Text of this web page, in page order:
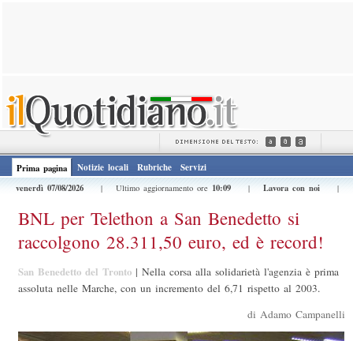
Prima pagina Notizie locali Rubriche
Servizi
venerdì 07/08/2026
| Ultimo aggiornamento ore 10:09 | Lavora con noi |
BNL per Telethon a San Benedetto si
raccolgono 28.311,50 euro, ed è record!
San Benedetto del Tronto | Nella corsa alla solidarietà l'agenzia è prima
assoluta nelle Marche, con un incremento del 6,71 rispetto al 2003.
di Adamo Campanelli